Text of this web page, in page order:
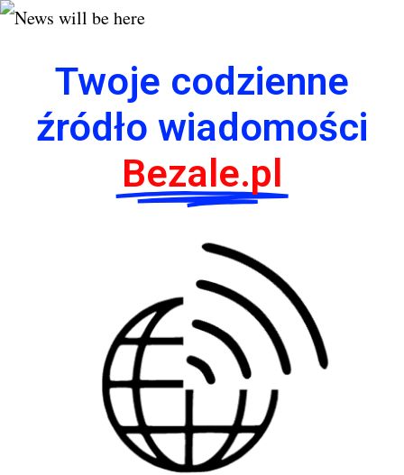
Twoje codzienne
źródło wiadomości
Bezale.pl